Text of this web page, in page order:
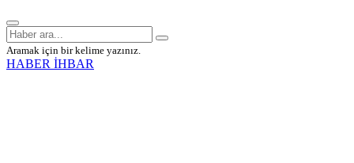
Aramak için bir kelime yazınız.
HABER İHBAR